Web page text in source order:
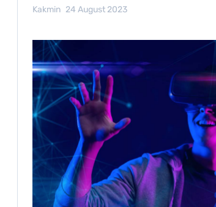
Kakmin 24 August 2023